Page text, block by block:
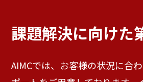
課題解決に向けた
AIMCでは、お客様の状況に合